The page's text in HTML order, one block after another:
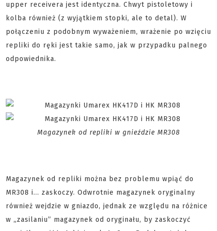
upper receivera jest identyczna. Chwyt pistoletowy i
kolba również (z wyjątkiem stopki, ale to detal). W
połączeniu z podobnym wyważeniem, wrażenie po wzięciu
repliki do ręki jest takie samo, jak w przypadku palnego
odpowiednika.
Magazynek od repliki w gnieździe MR308
Magazynek od repliki można bez problemu wpiąć do
MR308 i… zaskoczy. Odwrotnie magazynek oryginalny
również wejdzie w gniazdo, jednak ze względu na różnice
w „zasilaniu” magazynek od oryginału, by zaskoczyć